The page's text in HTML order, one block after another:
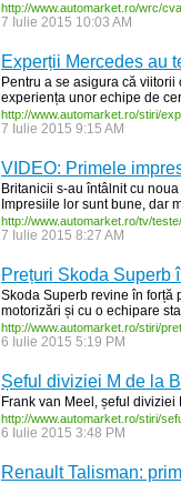
http://www.automarket.ro/wrc/
7 Iulie 2015 10:03 AM
Experții Mercedes au
Pentru a se asigura că
experiența unor echipe de
http://www.automarket.ro/stiri/
7 Iulie 2015 9:15 AM
VIDEO: Primele
Britanicii s-au întâlnit cu
Impresiile lor sunt bune, dar
http://www.automarket.ro/tv/teste/
7 Iulie 2015 8:27 AM
Prețuri Skoda Superb
Skoda Superb revine în forță
motorizări și cu o echipare
http://www.automarket.ro/stiri/
6 Iulie 2015 5:19 PM
Șeful diviziei M de la
Frank van Meel, șeful
http://www.automarket.ro/stiri/
6 Iulie 2015 3:48 PM
Renault Talisman: